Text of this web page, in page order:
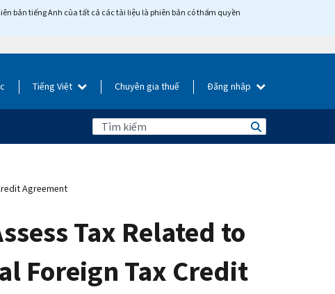
bản tiếng Anh của tất cả các tài liệu là phiên bản có thẩm quyền
Tiếng Việt Chuyên gia thuế Đăng nhập
Agreement
Tax Related to
Foreign Tax Credit